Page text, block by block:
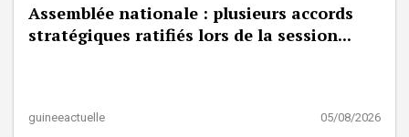
Assemblée nationale : plusieurs accords
stratégiques ratifiés lors de la session...
guineeactuelle 05/08/2026